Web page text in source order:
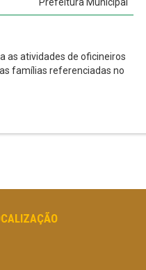
as atividades de oficineiros
famílias referenciadas no